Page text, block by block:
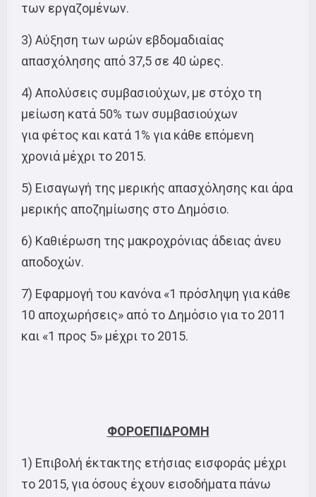
των εργαζομένων.
3) Αύξηση των ωρών εβδομαδιαίας
απασχόλησης από 37,5 σε 40 ώρες.
4) Απολύσεις συμβασιούχων, με στόχο τη
μείωση κατά 50% των συμβασιούχων
για φέτος και κατά 1% για κάθε επόμενη
χρονιά μέχρι το 2015.
5) Εισαγωγή της μερικής απασχόλησης και άρα
μερικής αποζημίωσης στο Δημόσιο.
6) Καθιέρωση της μακροχρόνιας άδειας άνευ
αποδοχών.
7) Εφαρμογή του κανόνα «1 πρόσληψη για κάθε
10 αποχωρήσεις» από το Δημόσιο για το 2011
και «1 προς 5» μέχρι το 2015.
ΦΟΡΟΕΠΙΔΡΟΜΗ
1) Επιβολή έκτακτης ετήσιας εισφοράς μέχρι
το 2015, για όσους έχουν εισοδήματα πάνω